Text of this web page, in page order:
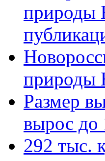
природы
природы
Размер
вырос до
292 тыс.